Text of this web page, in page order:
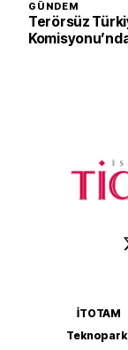
GÜNDEM
Terörsüz
İTOTAM